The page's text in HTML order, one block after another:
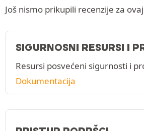
Još nismo prikupili recenzije za
SIGURNOSNI RESURSI I
Resursi posvećeni sigurnosti i
Dokumentacija